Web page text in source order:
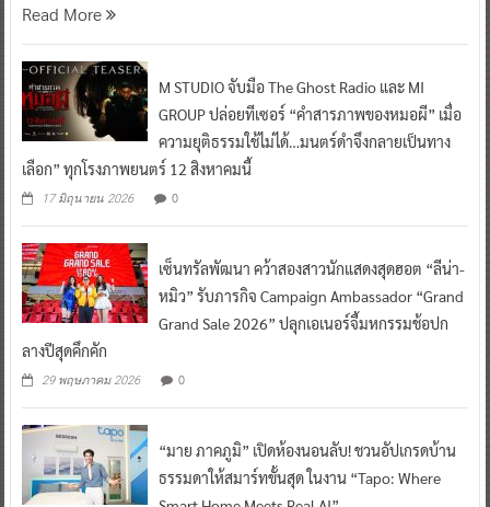
Read More
M STUDIO จับมือ The Ghost Radio และ MI
GROUP ปล่อยทีเซอร์ “คำสารภาพของหมอผี” เมื่อ
ความยุติธรรมใช้ไม่ได้…มนตร์ดำจึงกลายเป็นทาง
เลือก” ทุกโรงภาพยนตร์ 12 สิงหาคมนี้
17 มิถุนายน 2026 0
เซ็นทรัลพัฒนา คว้าสองสาวนักแสดงสุดฮอต “ลีน่า-
หมิว” รับภารกิจ Campaign Ambassador “Grand
Grand Sale 2026” ปลุกเอเนอร์จี้มหกรรมช้อปก
ลางปีสุดคึกคัก
29 พฤษภาคม 2026 0
“มาย ภาคภูมิ” เปิดห้องนอนลับ! ชวนอัปเกรดบ้าน
ธรรมดาให้สมาร์ทขั้นสุด ในงาน “Tapo: Where